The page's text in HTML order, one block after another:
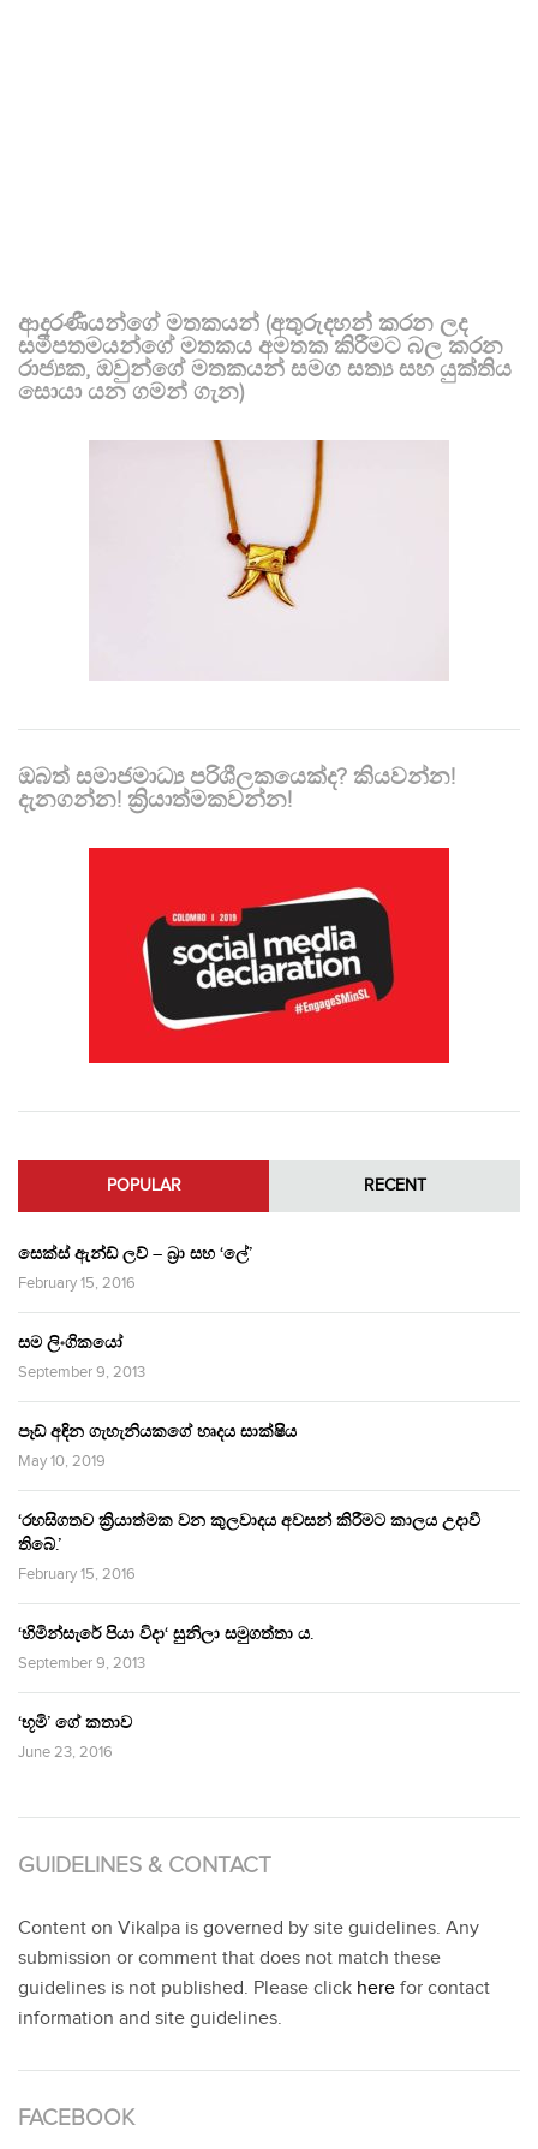
ආදරණීයන්ගේ මතකයන් (අතුරුදහන් කරන ලද
සමීපතමයන්ගේ මතකය අමතක කිරීමට බල කරන
රාජ්‍යක, ඔවුන්ගේ මතකයන් සමග සත්‍ය සහ යුක්තිය
සොයා යන ගමන් ගැන)
ඔබත් සමාජමාධ්‍ය පරිශීලකයෙක්ද? කියවන්න!
දැනගන්න! ක්‍රියාත්මකවන්න!
POPULAR RECENT
සෙක්ස් ඇන්ඩ් ලව් – බ්‍රා සහ ‘ලේ’
February 15, 2016
සම ලිංගිකයෝ
September 9, 2013
පෑඩ් අඳින ගැහැනියකගේ හෘදය සාක්ෂිය
May 10, 2019
‘රහසිගතව ක්‍රියාත්මක වන කුලවාදය අවසන් කිරීමට කාලය උදාවී
තිබේ.’
February 15, 2016
‘හිමින්සැරේ පියා විදා‘ සුනිලා සමුගත්තා ය.
September 9, 2013
‘භූමි’ ගේ කතාව
June 23, 2016
GUIDELINES & CONTACT
Content on Vikalpa is governed by site guidelines. Any
submission or comment that does not match these
guidelines is not published. Please click here for contact
information and site guidelines.
FACEBOOK